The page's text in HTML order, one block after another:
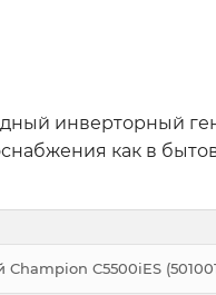
инверторный
как в
C5500iES